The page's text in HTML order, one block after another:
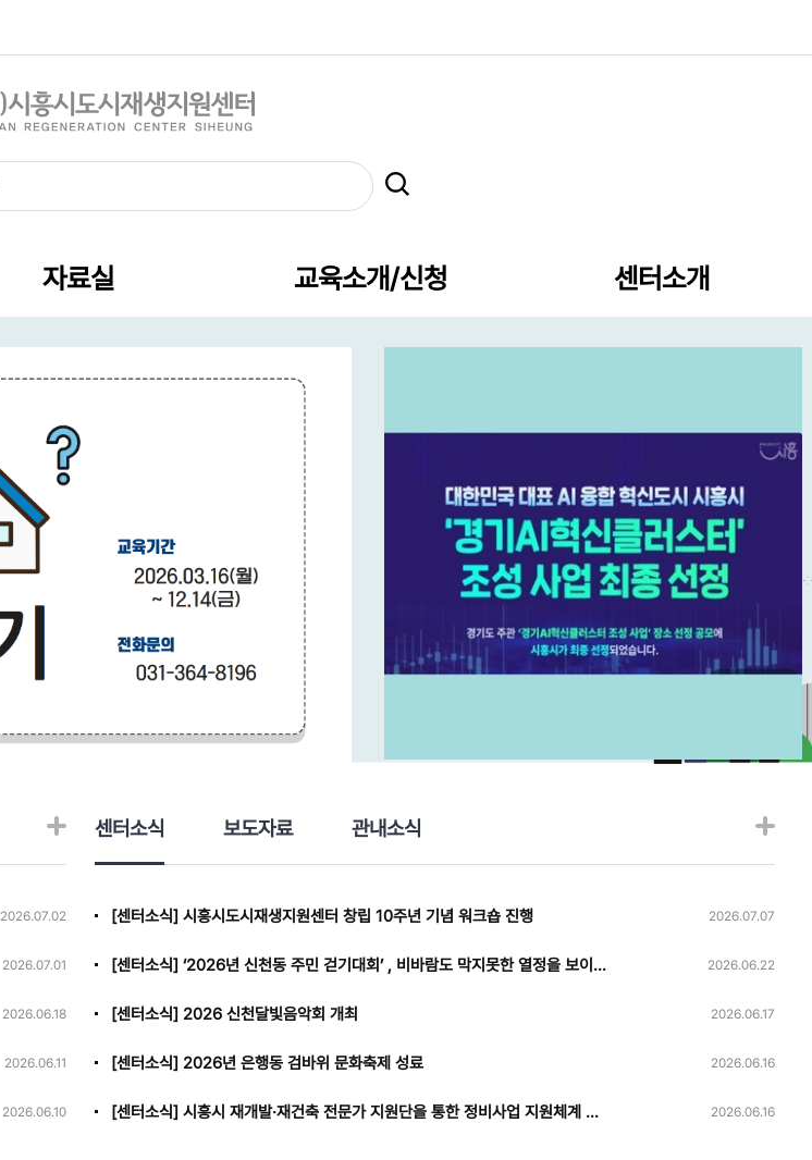
자료실 교육소개/신청 센터소개
2026.07.02
2026.07.01
2026.06.18
2026.06.11
2026.06.10
센터소식 보도자료 관내소식
[센터소식] 시흥시도시재생지원센터 창립 10주년 기념 워크숍 진행 2026.07.07
[센터소식] ‘2026년 신천동 주민 걷기대회’ , 비바람도 막지못한 열정을 보이며 성료 2026.06.22
[센터소식] 2026 신천달빛음악회 개최 2026.06.17
[센터소식] 2026년 은행동 검바위 문화축제 성료 2026.06.16
[센터소식] 시흥시 재개발·재건축 전문가 지원단을 통한 정비사업 지원체계 고도화 2026.06.16